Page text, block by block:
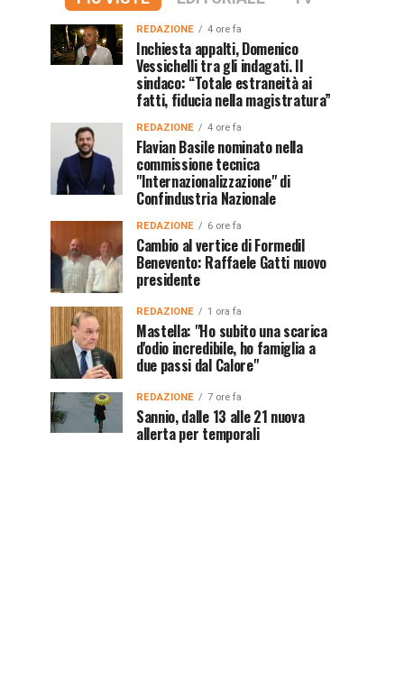
REDAZIONE 4 ore fa
Inchiesta appalti, Domenico
Vessichelli tra gli indagati. Il
sindaco: “Totale estraneità ai
fatti, fiducia nella magistratura”
REDAZIONE 4 ore fa
Flavian Basile nominato nella
commissione tecnica
"Internazionalizzazione" di
Confindustria Nazionale
REDAZIONE 6 ore fa
Cambio al vertice di Formedil
Benevento: Raffaele Gatti nuovo
presidente
REDAZIONE 1 ora fa
Mastella: "Ho subito una scarica
d'odio incredibile, ho famiglia a
due passi dal Calore"
REDAZIONE 7 ore fa
Sannio, dalle 13 alle 21 nuova
allerta per temporali